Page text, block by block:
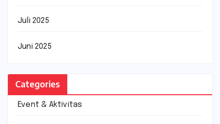
Juli 2025
Juni 2025
Categories
Event & Aktivitas